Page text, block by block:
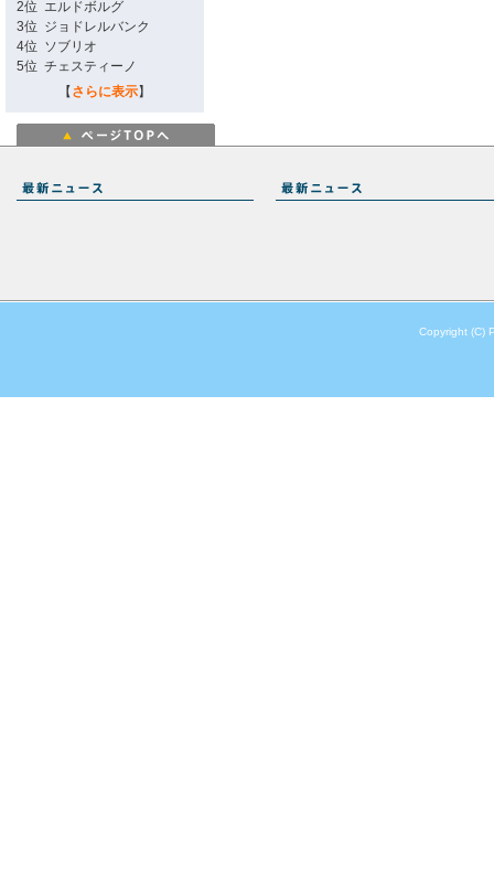
2位 エルドボルグ
3位 ジョドレルバンク
4位 ソブリオ
5位 チェスティーノ
【 さらに表示】
Copyright (C)